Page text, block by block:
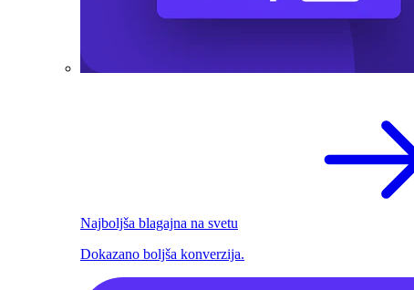
Najboljša blagajna na svetu
Dokazano boljša konverzija.